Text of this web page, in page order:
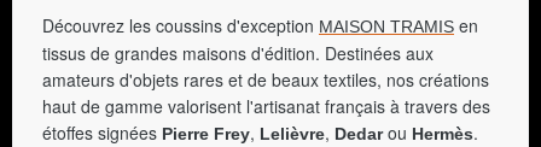
Découvrez les coussins d'exception MAISON TRAMIS en
tissus de grandes maisons d'édition. Destinées aux
amateurs d'objets rares et de beaux textiles, nos créations
haut de gamme valorisent l'artisanat français à travers des
étoffes signées Pierre Frey, Lelièvre, Dedarou Hermès.